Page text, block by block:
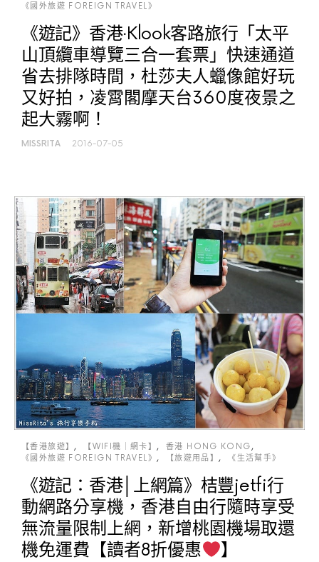
《國外旅遊 FOREIGN TRAVEL》
《遊記》香港‧Klook客路旅行「太平
山頂纜車導覽三合一套票」快速通道
省去排隊時間，杜莎夫人蠟像館好玩
又好拍，凌霄閣摩天台360度夜景之
起大霧啊！
MISSRITA 2016-07-05
【香港旅遊】 【WIFI機｜網卡】
香港 HONG KONG
《國外旅遊 FOREIGN TRAVEL》
【旅遊用品】 《生活幫手》
《遊記：香港│上網篇》桔豐jetfi行
動網路分享機，香港自由行隨時享受
無流量限制上網，新增桃園機場取還
機免運費【讀者8折優惠
】